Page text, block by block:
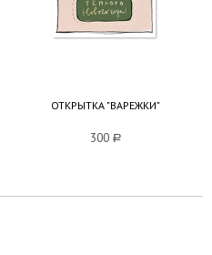
ОТКРЫТКА "ВАРЕЖКИ"
300 a